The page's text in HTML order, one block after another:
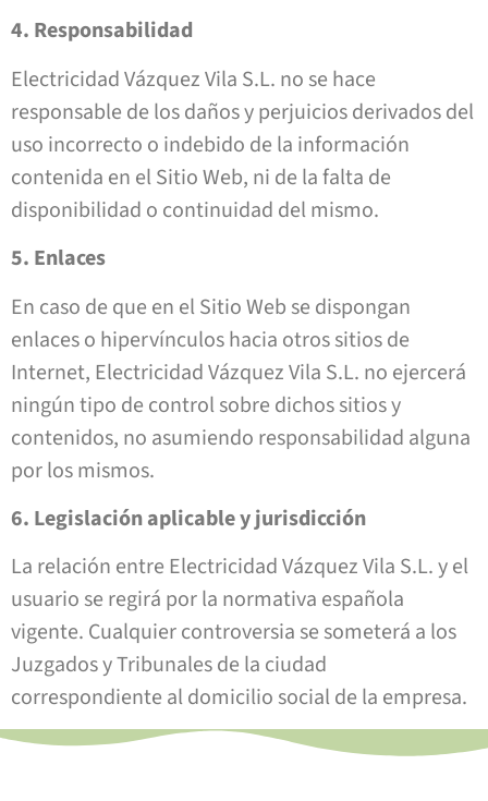
4. Responsabilidad
Electricidad Vázquez Vila S.L. no se hace
responsable de los daños y perjuicios derivados del
uso incorrecto o indebido de la información
contenida en el Sitio Web, ni de la falta de
disponibilidad o continuidad del mismo.
5. Enlaces
En caso de que en el Sitio Web se dispongan
enlaces o hipervínculos hacia otros sitios de
Internet, Electricidad Vázquez Vila S.L. no ejercerá
ningún tipo de control sobre dichos sitios y
contenidos, no asumiendo responsabilidad alguna
por los mismos.
6. Legislación aplicable y jurisdicción
La relación entre Electricidad Vázquez Vila S.L. y el
usuario se regirá por la normativa española
vigente. Cualquier controversia se someterá a los
Juzgados y Tribunales de la ciudad
correspondiente al domicilio social de la empresa.